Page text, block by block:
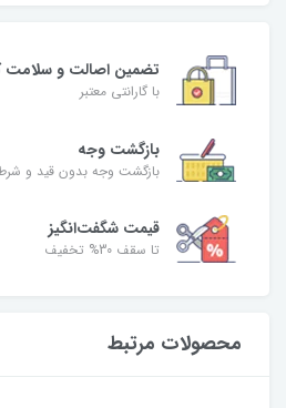
تضمین اصالت و سلامت
با گارانتی معتبر
بازگشت وجه
بازگشت وجه بدون قید و
قیمت شگفت‌انگیز
تا سقف 30% تخفیف
محصولات مرتبط